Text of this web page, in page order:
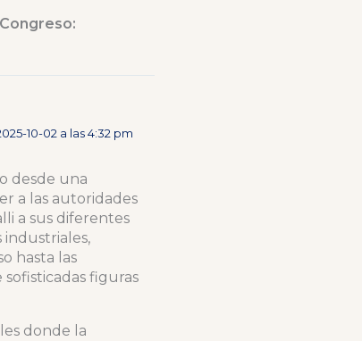
10-02 a las 4:32 pm
desde una
a las autoridades
a sus diferentes
industriales,
hasta las
figuras
donde la